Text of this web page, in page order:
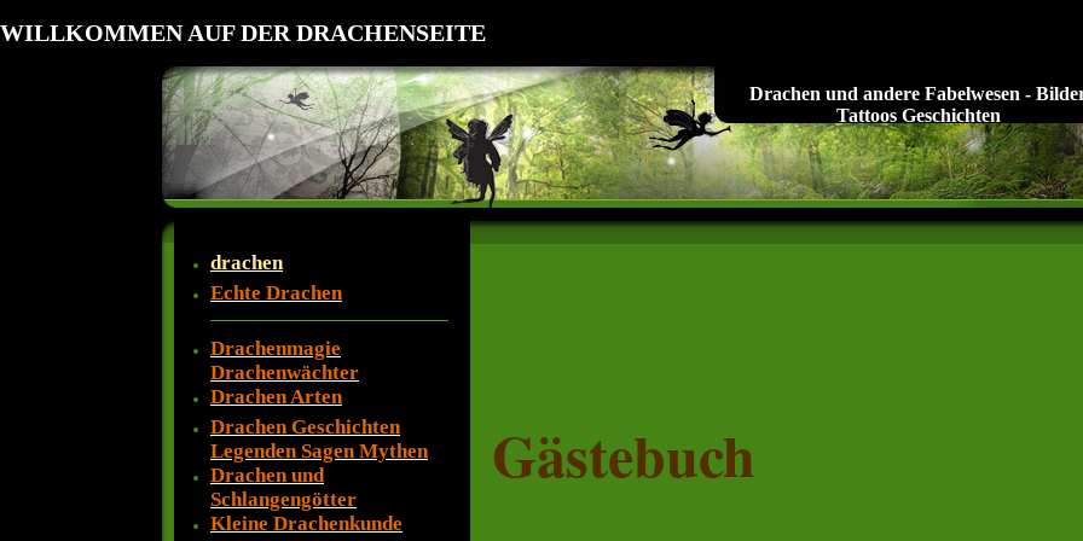
WILLKOMMEN AUF DER DRACHENSEITE
Drachen und andere Fabelwesen -
Tattoos Geschichten
drachen
Echte Drachen
Drachenmagie
Drachenwächter
Drachen Arten
Drachen Geschichten
Legenden Sagen Mythen
Drachen und
Schlangengötter
Kleine Drachenkunde
Gästebuch